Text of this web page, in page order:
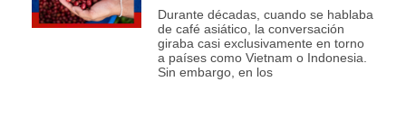
Durante décadas, cuando se hablaba
de café asiático, la conversación
giraba casi exclusivamente en torno
a países como Vietnam o Indonesia.
Sin embargo, en los